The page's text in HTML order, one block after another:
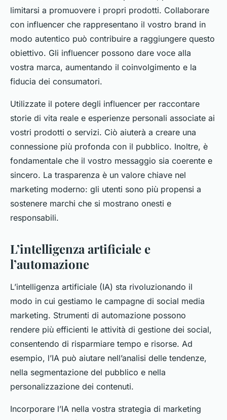
limitarsi a promuovere i propri prodotti. Collaborare
con influencer che rappresentano il vostro brand in
modo autentico può contribuire a raggiungere questo
obiettivo. Gli influencer possono dare voce alla
vostra marca, aumentando il coinvolgimento e la
fiducia dei consumatori.
Utilizzate il potere degli influencer per raccontare
storie di vita reale e esperienze personali associate ai
vostri prodotti o servizi. Ciò aiuterà a creare una
connessione più profonda con il pubblico. Inoltre, è
fondamentale che il vostro messaggio sia coerente e
sincero. La trasparenza è un valore chiave nel
marketing moderno: gli utenti sono più propensi a
sostenere marchi che si mostrano onesti e
responsabili.
L’intelligenza artificiale e
l’automazione
L’intelligenza artificiale (IA) sta rivoluzionando il
modo in cui gestiamo le campagne di social media
marketing. Strumenti di automazione possono
rendere più efficienti le attività di gestione dei social,
consentendo di risparmiare tempo e risorse. Ad
esempio, l’IA può aiutare nell’analisi delle tendenze,
nella segmentazione del pubblico e nella
personalizzazione dei contenuti.
Incorporare l’IA nella vostra strategia di marketing